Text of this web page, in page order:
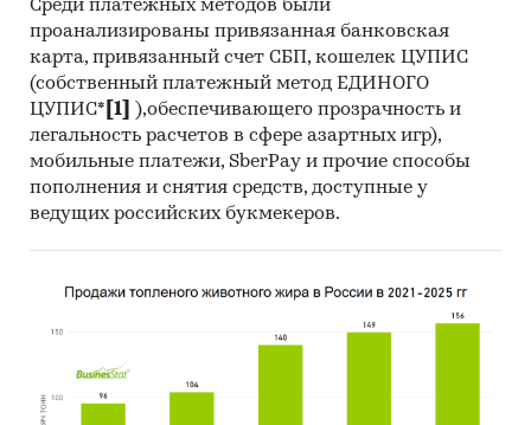
Среди платежных методов были
проанализированы привязанная банковская
карта, привязанный счет СБП, кошелек ЦУПИС
(собственный платежный метод ЕДИНОГО
ЦУПИС* [1]
),обеспечивающего прозрачность и
легальность расчетов в сфере азартных игр),
мобильные платежи, SberPay и прочие способы
пополнения и снятия средств, доступные у
ведущих российских букмекеров.